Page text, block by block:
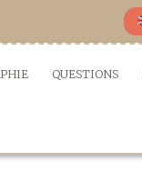
QUESTIONS